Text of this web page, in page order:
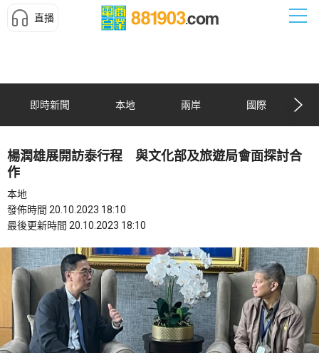
直播
即時新聞 本地 兩岸 國際
楊潤雄展開訪泰行程 與文化部及旅遊局會面探討合
作
本地
發佈時間 20.10.2023 18:10
最後更新時間 20.10.2023 18:10